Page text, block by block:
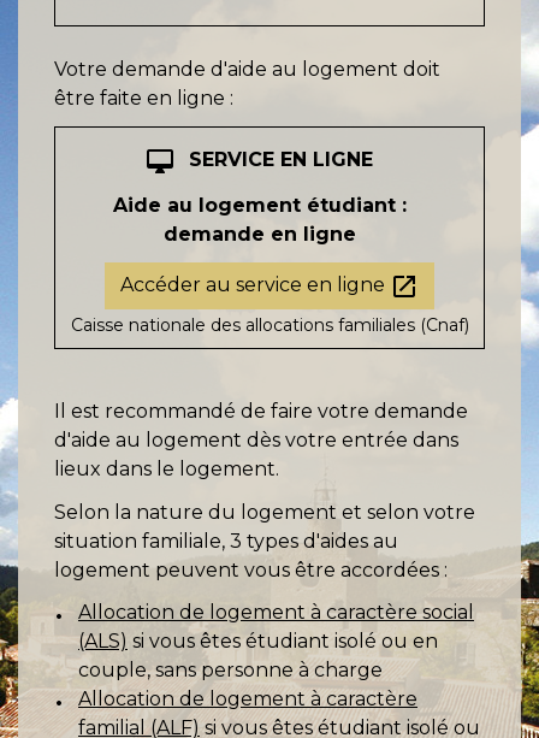
Votre demande d'aide au logement doit
être faite en ligne :
desktop_mac
SERVICE EN LIGNE
Aide au logement étudiant :
demande en ligne
Accéder au service en ligne open_in_new
Caisse nationale des allocations familiales (Cnaf)
Il est recommandé de faire votre demande
d'aide au logement dès votre entrée dans
lieux dans le logement.
Selon la nature du logement et selon votre
situation familiale, 3 types d'aides au
logement peuvent vous être accordées :
Allocation de logement à caractère social
(ALS) si vous êtes étudiant isolé ou en
couple, sans personne à charge
Allocation de logement à caractère
familial (ALF) si vous êtes étudiant isolé ou